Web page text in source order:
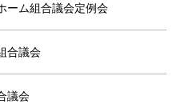
ーム組合議会定例会
合議会
議会